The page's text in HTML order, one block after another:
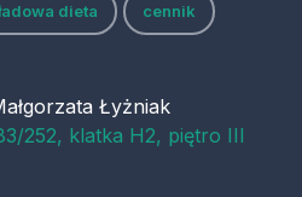
dieta cennik
Łyżniak
252, klatka H2, piętro III